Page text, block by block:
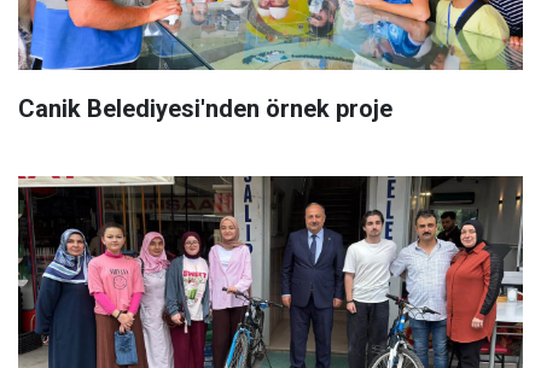
Canik Belediyesi'nden örnek proje